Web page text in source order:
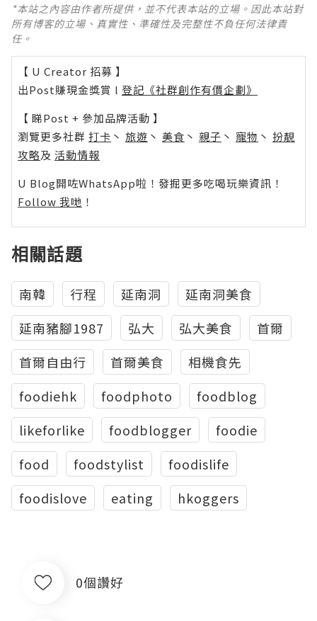
*本站之內容由作者所提供，並不代表本站的立場。因此本站對
所有博客的立場、真實性、準確性及完整性不負任何法律責
任。
【 U Creator 招募 】
出Post賺現金獎賞 l 登記《社群創作有價企劃》
【 睇Post + 參加品牌活動 】
瀏覽更多社群 打卡 丶 旅遊 丶 美食 丶 親子 丶 寵物 丶 扮靚
攻略及 活動情報
U Blog開咗WhatsApp啦！發掘更多吃喝玩樂資訊！
Follow 我哋 ！
相關話題
南韓 行程 延南洞
延南洞美食
延南豬腳1987
弘大 弘大美食
首爾
首爾自由行
首爾美食
相機食先
foodiehk
foodphoto
foodblog
likeforlike
foodblogger
foodie
food
foodstylist
foodislife
foodislove
eating hkoggers
0個讚好